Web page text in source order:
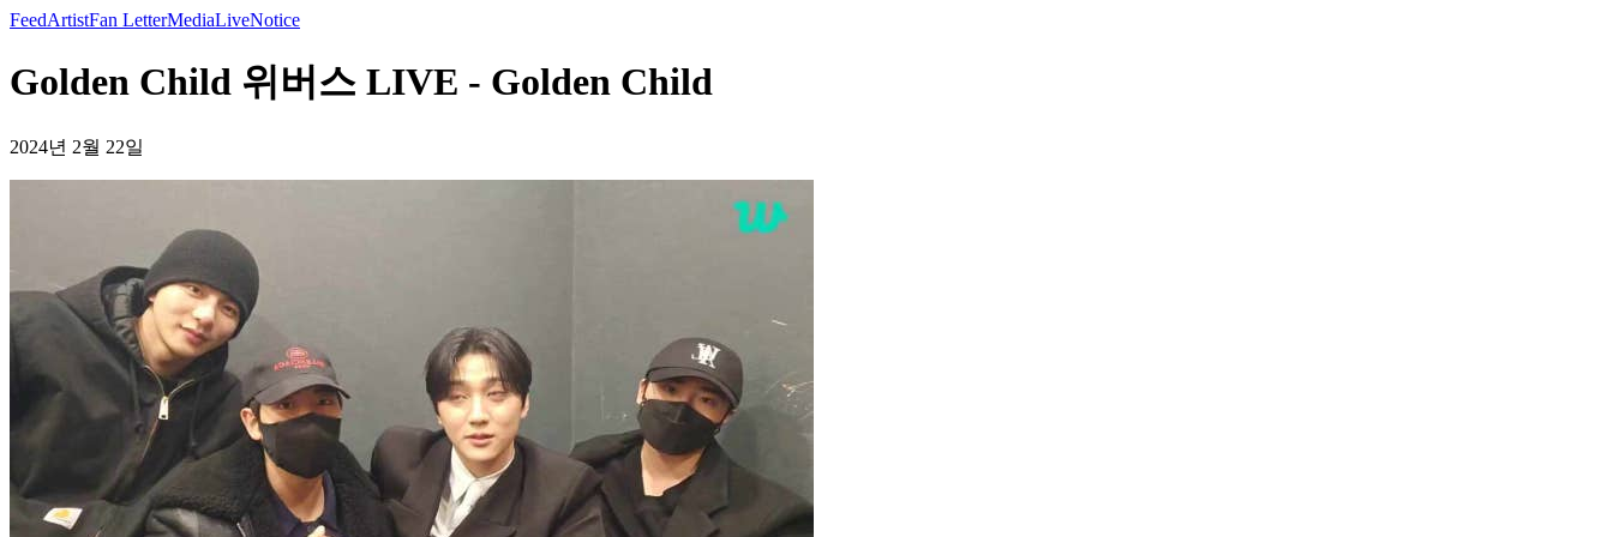
FeedArtistFan LetterMediaLiveNotice
Golden Child 위버스 LIVE - Golden Child
2024년 2월 22일